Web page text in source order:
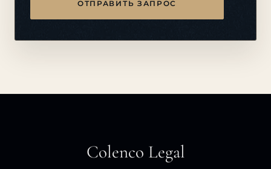
ОТПРАВИТЬ ЗАПРОС
Colenco Legal